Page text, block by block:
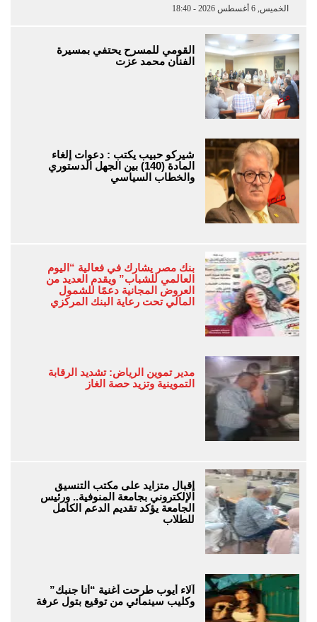
الخميس, 6 أغسطس 2026 - 18:40
القومي للمسرح يحتفي بمسيرة
الفنان محمد عزت
شيركو حبيب يكتب : دعوات إلغاء
المادة (140) بين الجهل الدستوري
والخطاب السياسي
بنك مصر يشارك في فعالية “اليوم
العالمي للشباب” ويقدم العديد من
العروض المجانية دعمًا للشمول
المالي تحت رعاية البنك المركزي
مدير تموين الرياض: تشديد الرقابة
التموينية وتزيد حصة الغاز
إقبال متزايد على مكتب التنسيق
الإلكتروني بجامعة المنوفية.. ورئيس
الجامعة يؤكد تقديم الدعم الكامل
للطلاب
آلاء أيوب طرحت أغنية “أنا جنبك”
وكليب سينمائي من توقيع بتول عرفة